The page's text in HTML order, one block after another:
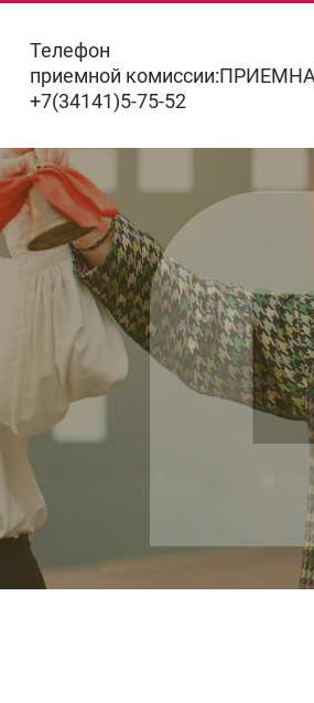
Телефон
приемной комиссии:
+7(34141)5-75-52